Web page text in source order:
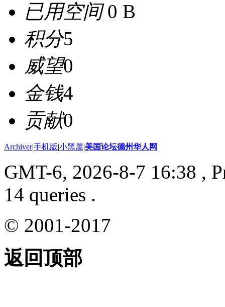
已用空间0 B
积分5
威望0
金钱4
贡献0
Archiver|手机版|小黑屋|美国论坛德州华人网
GMT-6, 2026-8-7 16:38 ,
14 queries .
© 2001-2017
返回顶部